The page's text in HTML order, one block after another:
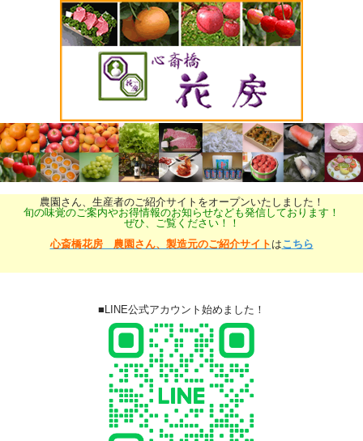
農園さん、生産者のご紹介サイトをオープンいたしました！
旬の味覚のご案内やお得情報のお知らせなども発信しております！
ぜひ、ご覧ください！！
心斎橋花房 農園さん、製造元のご紹介サイト はこちら
■LINE公式アカウント始めました！